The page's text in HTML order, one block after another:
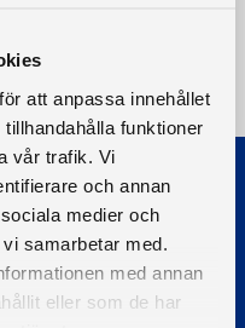
att anpassa innehållet
funktioner
vår trafik. Vi
och annan
medier och
samarbetar med.
med annan
eller som de har